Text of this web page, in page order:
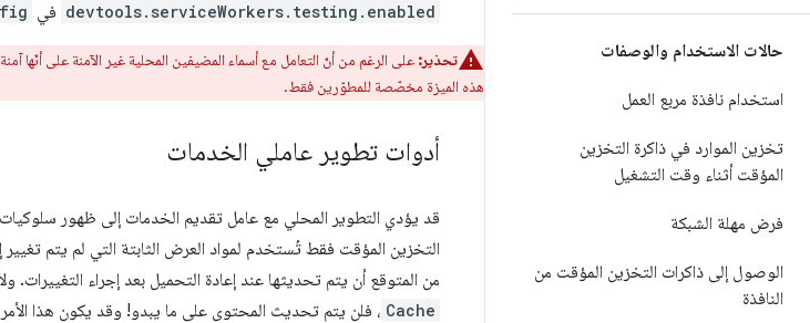
حالات الاستخدام والوصفات
استخدام نافذة مربع العمل
تخزين الموارد في ذاكرة التخزين
المؤقت أثناء وقت التشغيل
فرض مهلة الشبكة
الوصول إلى ذاكرات التخزين المؤقت من
النافذة
devtools.serviceWorkers.testing.enabled في
تحذير: على الرغم من أنّ التعامل مع أسماء المضيفين المحلية غير الآمنة على أنّها
هذه الميزة مخصّصة للمطوّرين فقط.
أدوات تطوير عاملي الخدمات
قد يؤدي التطوير المحلي مع عامل تقديم الخدمات إلى ظهور
التخزين المؤقت فقط تُستخدم لمواد العرض الثابتة التي لم يتم
من المتوقع أن يتم تحديثها عند إعادة التحميل بعد إجراء
Cache ، فلن يتم تحديث المحتوى على ما يبدو! وقد يكون هذا الأمر